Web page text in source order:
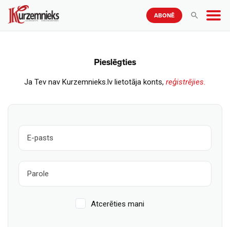
ABONĒ
Pieslēgties
Ja Tev nav Kurzemnieks.lv lietotāja konts, reģistrējies.
Atcerēties mani